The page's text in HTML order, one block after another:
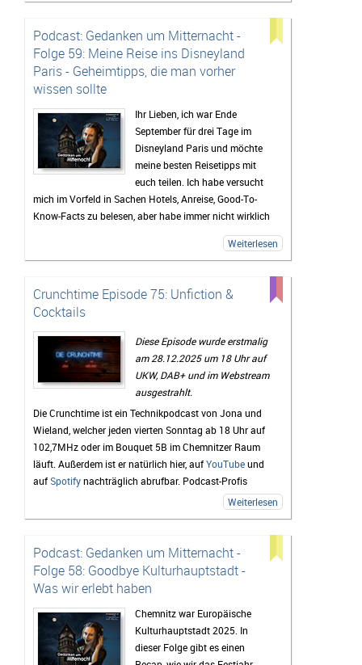
Podcast: Gedanken um Mitternacht -
Folge 59: Meine Reise ins Disneyland
Paris - Geheimtipps, die man vorher
wissen sollte
Ihr Lieben, ich war Ende
September für drei Tage im
Disneyland Paris und möchte
meine besten Reisetipps mit
euch teilen. Ich habe versucht
mich im Vorfeld in Sachen Hotels, Anreise, Good-To-
Know-Facts zu belesen, aber habe immer nicht wirklich
viel gefunden und deshalb habe ich euch diese Episode
aufgenommen, damit es euch nicht geht, wie mir. Hier
mehr.
Weiterlesen
Crunchtime Episode 75: Unfiction &
Cocktails
Diese Episode wurde erstmalig
am 28.12.2025 um 18 Uhr auf
UKW, DAB+ und im Webstream
ausgestrahlt.
Die Crunchtime ist ein Technikpodcast von Jona und
Wieland, welcher jeden vierten Sonntag ab 18 Uhr auf
102,7MHz oder im Bouquet 5B im Chemnitzer Raum
läuft. Außerdem ist er natürlich hier, aufYouTubeund
aufSpotifynachträglich abrufbar. Podcast-Profis
verwenden.
Lob, Kritik und Themenvorschläge für zukünftige
sehr willkommen.
zur Episodenübersicht
Weiterlesen
Podcast: Gedanken um Mitternacht -
Folge 58: Goodbye Kulturhauptstadt -
Was wir erlebt haben
Chemnitz war Europäische
Kulturhauptstadt 2025. In
dieser Folge gibt es einen